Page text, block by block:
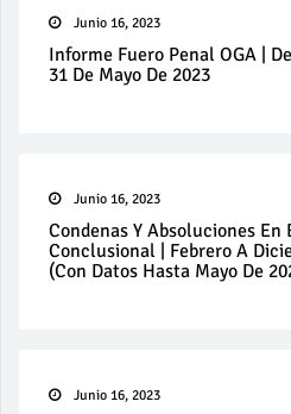
Junio 16, 2023
Informe Fuero Penal OGA |
31 De Mayo De 2023
Junio 16, 2023
Condenas Y Absoluciones En
Conclusional | Febrero A
(con Datos Hasta Mayo De
Junio 16, 2023